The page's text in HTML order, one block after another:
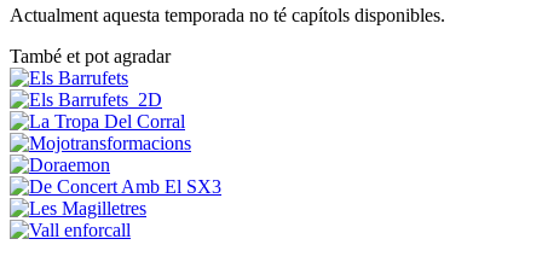
Actualment aquesta temporada no té capítols disponibles.
També et pot agradar